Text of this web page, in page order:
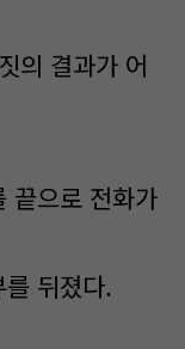
의 결과가 어
끝으로 전화가
뒤졌다.